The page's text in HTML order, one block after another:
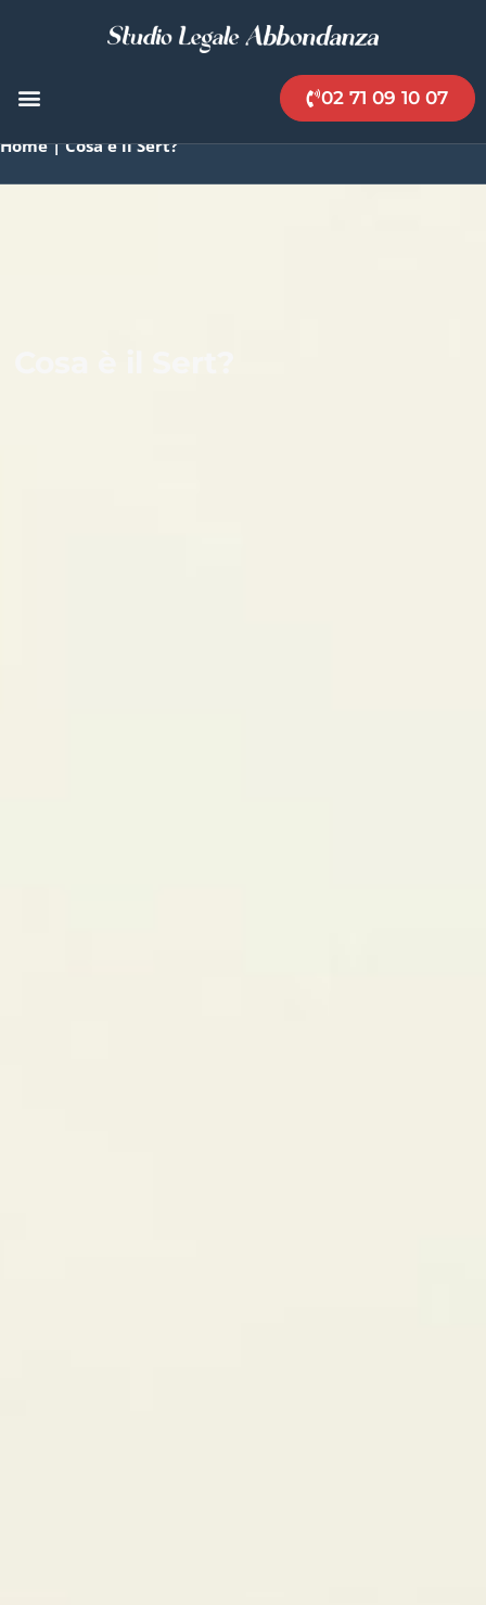
02 71 09 10 07
Home|Cosa è il Sert?